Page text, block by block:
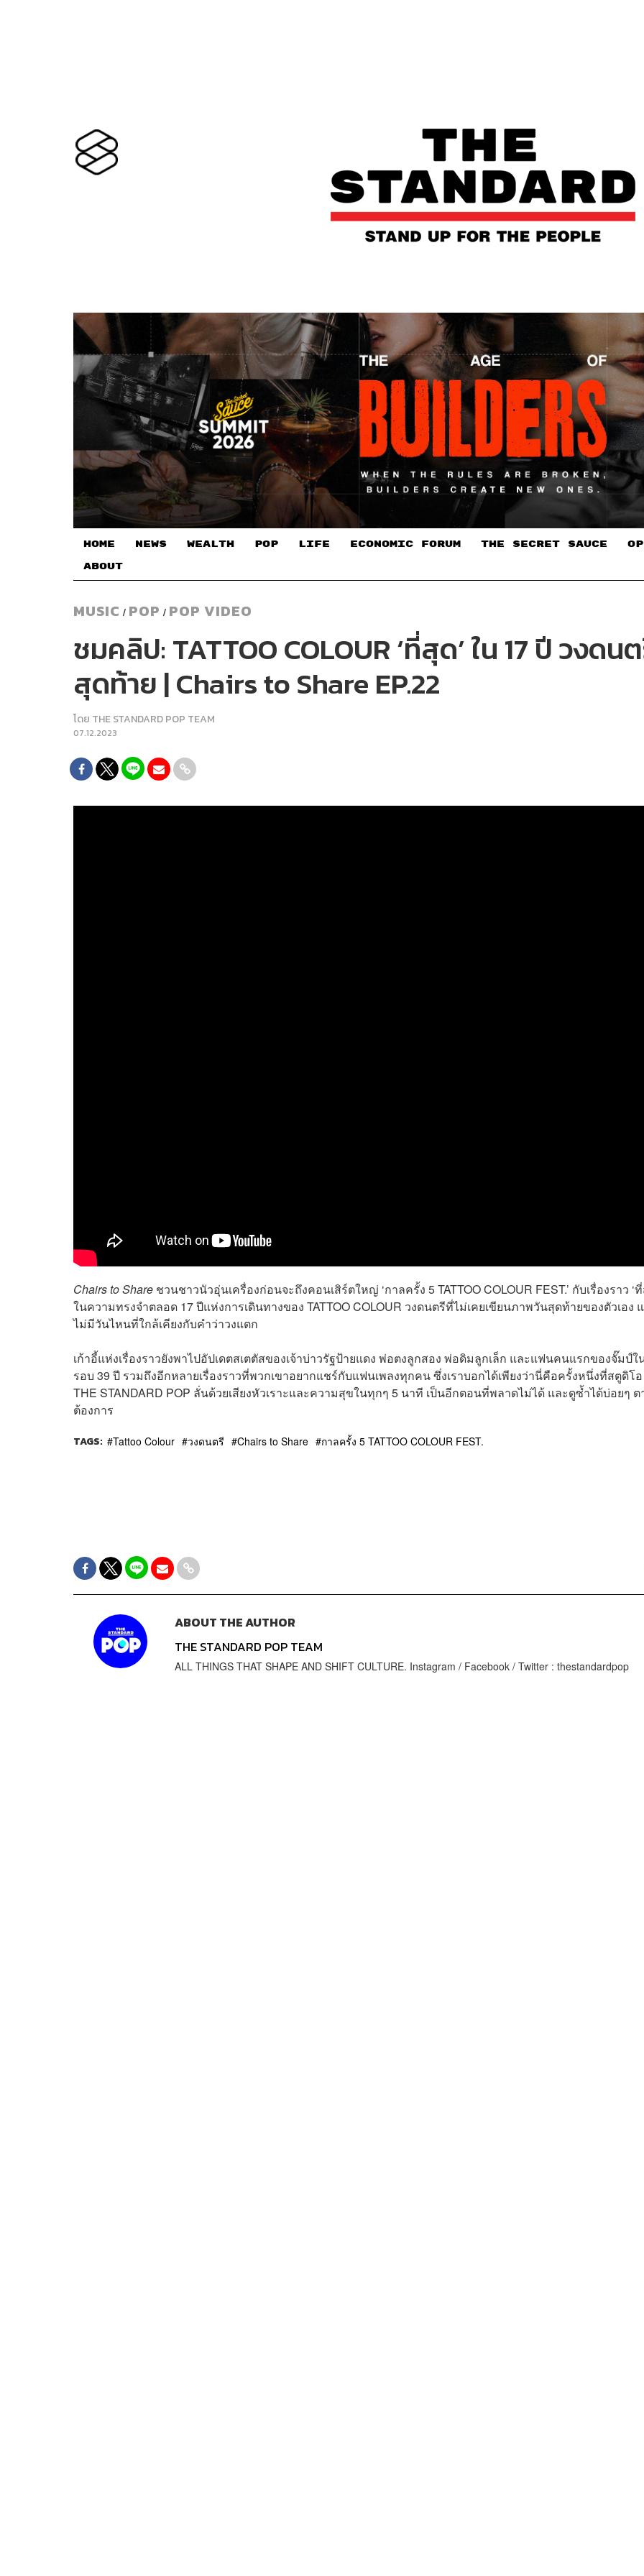
HOME NEWS WEALTH POP LIFE ECONOMIC FORUM THE SECRET SAUCE​
ABOUT
MUSIC / POP / POP VIDEO
ชมคลิป: TATTOO COLOUR ‘ที่สุด’ ใน 17 ปี วงด
สุดท้าย | Chairs to Share EP.22
โดย THE STANDARD POP TEAM
07.12.2023
Chairs to Share ชวนชาวนัวอุ่นเครื่องก่อนจะถึงคอนเสิร์ตใหญ่ ‘กาลครั้ง 5 TATTOO COLOUR FEST.’ กับเรื่องราว ‘ที่
ในความทรงจำตลอด 17 ปีแห่งการเดินทางของ TATTOO COLOUR วงดนตรีที่ไม่เคยเขียนภาพวันสุดท้ายของตัวเอง
ไม่มีวันไหนที่ใกล้เคียงกับคำว่าวงแตก
เก้าอี้แห่งเรื่องราวยังพาไปอัปเดตสเตตัสของเจ้าบ่าวรัฐป้ายแดง พ่อตงลูกสอง พ่อดิมลูกเล็ก และแฟนคนแรกของจั๊มป์ใ
รอบ 39 ปี รวมถึงอีกหลายเรื่องราวที่พวกเขาอยากแชร์กับแฟนเพลงทุกคน ซึ่งเราบอกได้เพียงว่านี่คือครั้งหนึ่งที่สตูดิโอ
THE STANDARD POP ลั่นด้วยเสียงหัวเราะและความสุขในทุกๆ 5 นาที เป็นอีกตอนที่พลาดไม่ได้ และดูซ้ำได้บ่อยๆ ต
ต้องการ
TAGS: Tattoo Colour วงดนตรี Chairs to Share กาลครั้ง 5 TATTOO COLOUR FEST.
ABOUT THE AUTHOR
THE STANDARD POP TEAM
ALL THINGS THAT SHAPE AND SHIFT CULTURE. Instagram / Facebook / Twitter : thestandardpop